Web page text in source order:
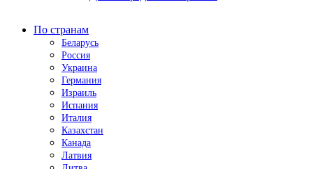
По странам
Беларусь
Россия
Украина
Германия
Израиль
Испания
Италия
Казахстан
Канада
Латвия